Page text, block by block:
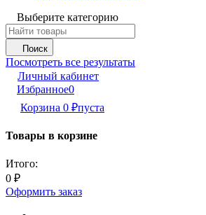
Выберите категорию
Поиск
Посмотреть все результаты
Личный кабинет
Избранное0
Корзина 0 ₽пуста
Товары в корзине
Итого:
0 ₽
Оформить заказ